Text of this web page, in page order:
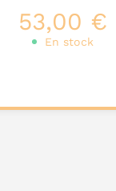
53,00 €
En stock